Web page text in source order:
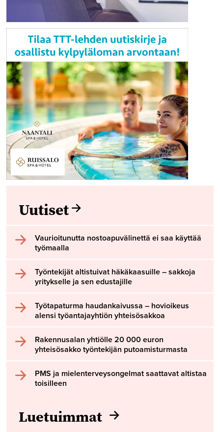
Uutiset
Vaurioitunutta nostoapuvälinettä ei saa käyttää
työmaalla
Työntekijät altistuivat häkäkaasuille – sakkoja
yritykselle ja sen edustajille
Työtapaturma haudankaivussa – hovioikeus
alensi työantajayhtiön yhteisösakkoa
Rakennusalan yhtiölle 20 000 euron
yhteisösakko työntekijän putoamisturmasta
PMS ja mielenterveysongelmat saattavat altistaa
toisilleen
Luetuimmat